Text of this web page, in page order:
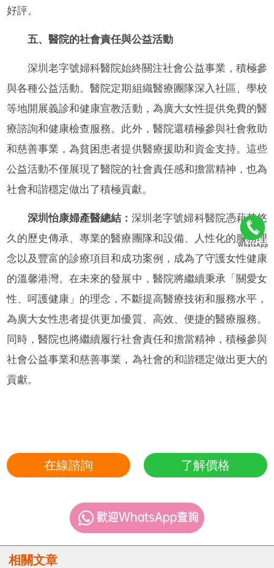
好評。
五、醫院的社會責任與公益活動
深圳老字號婦科醫院始終關注社會公益事業，積極參
與各種公益活動。醫院定期組織醫療團隊深入社區、學校
等地開展義診和健康宣教活動，為廣大女性提供免費的醫
療諮詢和健康檢查服務。此外，醫院還積極參與社會救助
和慈善事業，為貧困患者提供醫療援助和資金支持。這些
公益活動不僅展現了醫院的社會責任感和擔當精神，也為
社會和諧穩定做出了積極貢獻。
深圳怡康婦產醫總結：深圳老字號婦科醫院憑藉其悠
久的歷史傳承、專業的醫療團隊和設備、人性化的服務理
念以及豐富的診療項目和成功案例，成為了守護女性健康
的溫馨港灣。在未來的發展中，醫院將繼續秉承「關愛女
性、呵護健康」的理念，不斷提高醫療技術和服務水平，
為廣大女性患者提供更加優質、高效、便捷的醫療服務。
同時，醫院也將繼續履行社會責任和擔當精神，積極參與
社會公益事業和慈善事業，為社會的和諧穩定做出更大的
貢獻。
在線諮詢 了解價格
相關文章